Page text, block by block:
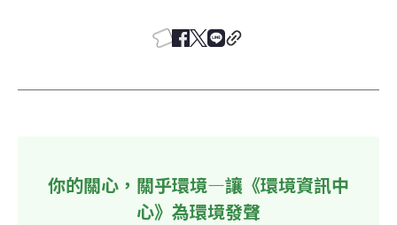
你的關心，關乎環境—讓《環境資訊中
心》為環境發聲